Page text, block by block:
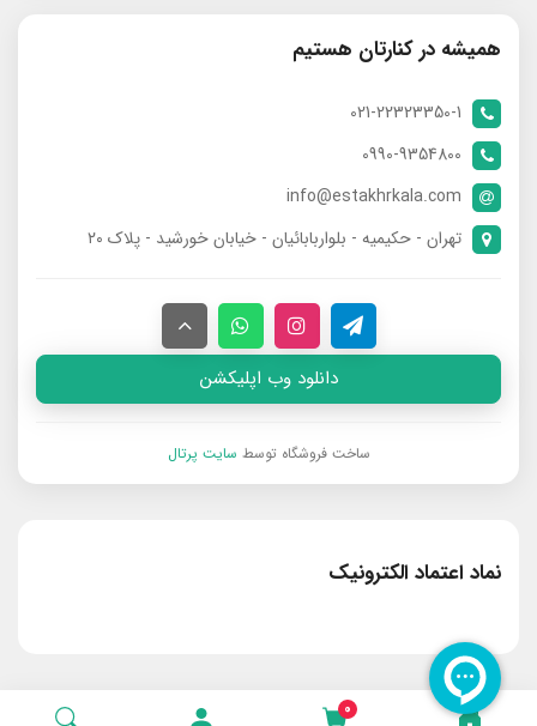
0
همیشه در کنارتان هستیم
021-22323350-1
0990-9354800
info@estakhrkala.com
تهران - حکیمیه - بلواربابائیان - خیابان خورشید - پلاک ۲۰
دانلود وب اپلیکشن
ساخت فروشگاه توسط سایت پرتال
نماد اعتماد الکترونیک